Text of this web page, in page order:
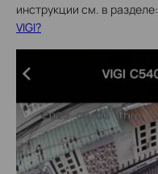
инструкции см. в разделе:
VIGI?